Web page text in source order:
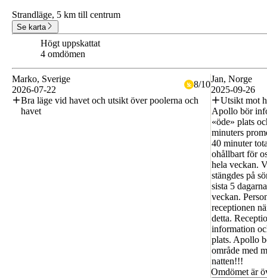
Strandläge, 5 km till centrum
Se karta
Högt uppskattat
4 omdömen
Marko, Sverige
2026-07-22
8/10
Bra läge vid havet och utsikt över poolerna och
havet
Jan, Norge
2025-09-26
Utsikt mot
Apollo bör
«öde» plats
minuters
40 minuter
ohållbart för
hela veckan.
stängdes på
sista 5
veckan.
receptionen
detta.
information
plats. Apollo
område med
natten!!!
Omdömet är